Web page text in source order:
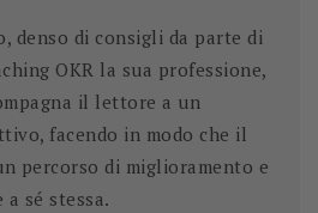
denso di consigli da parte di
OKR la sua professione,
il lettore a un
facendo in modo che il
percorso di miglioramento e
sé stessa.